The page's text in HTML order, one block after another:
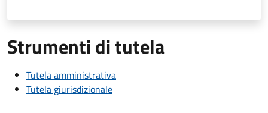
Strumenti di tutela
Tutela amministrativa
Tutela giurisdizionale